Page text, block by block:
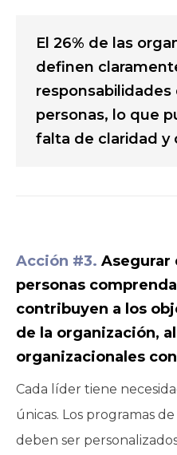
El 26% de las
definen
personas, lo que
falta de claridad y
Acción #3. Asegurar
personas
contribuyen a los
de la organización,
organizacionales
Cada líder tiene
únicas. Los programas
deben ser